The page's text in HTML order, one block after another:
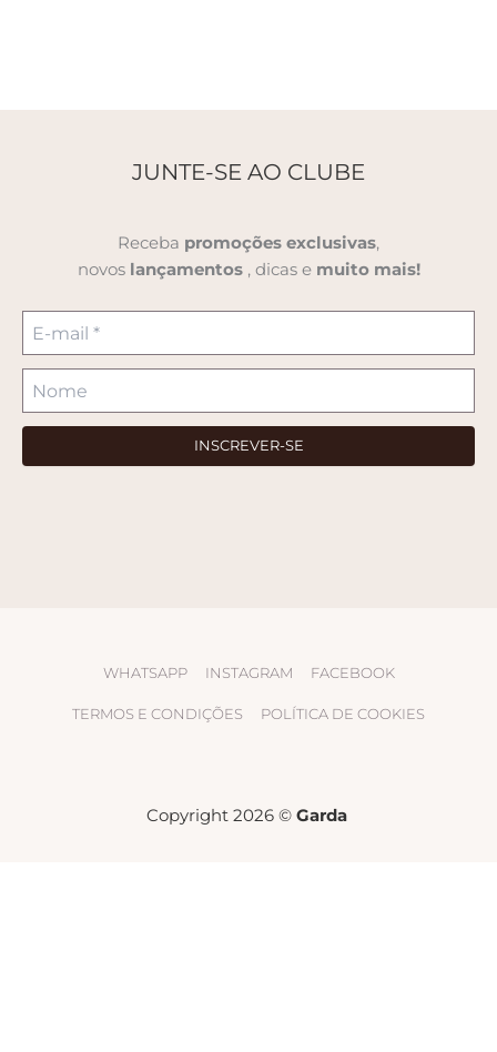
JUNTE-SE AO CLUBE
Receba promoções exclusivas,
novos lançamentos, dicas e muito mais!
WHATSAPP INSTAGRAM FACEBOOK
TERMOS E CONDIÇÕES POLÍTICA DE COOKIES
Copyright 2026 © Garda